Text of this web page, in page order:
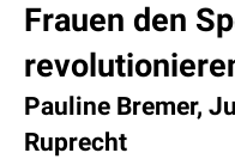
Frauen den
Pauline Bremer,
Ruprecht